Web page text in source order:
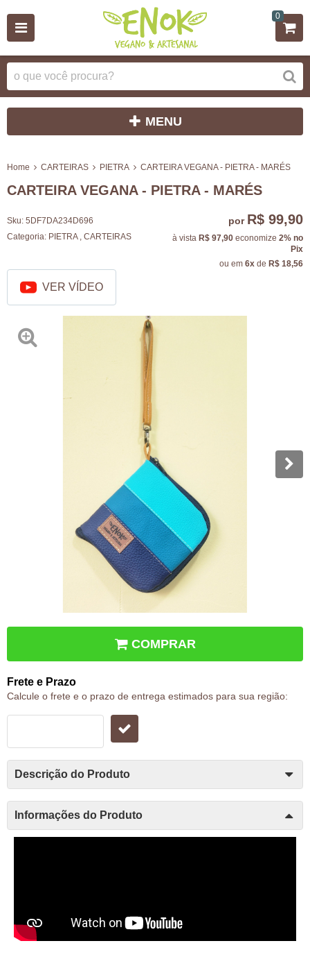
0
MENU
Home CARTEIRAS PIETRA CARTEIRA VEGANA - PIETRA - MARÉS
CARTEIRA VEGANA - PIETRA - MARÉS
Sku: 5DF7DA234D696
Categoria: PIETRA CARTEIRAS
por R$ 99,90
à vista R$ 97,90 economize 2% no
Pix
ou em 6x de R$ 18,56
VER VÍDEO
COMPRAR
Frete e Prazo
Calcule o frete e o prazo de entrega estimados para sua região:
Descrição do Produto
Informações do Produto